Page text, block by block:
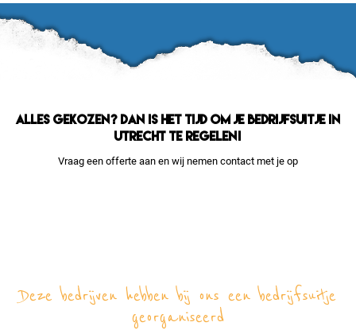
Alles gekozen? Dan is het tijd om je bedrijfsuitje in
Utrecht te regelen!
Vraag een offerte aan en wij nemen contact met je op
Deze bedrijven hebben bij ons een bedrijfsuitje
georganiseerd